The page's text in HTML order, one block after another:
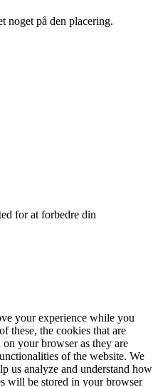
noget på den placering.
for at forbedre din
your experience while you
these, the cookies that are
on your browser as they are
of the website. We
us analyze and understand how
will be stored in your browser